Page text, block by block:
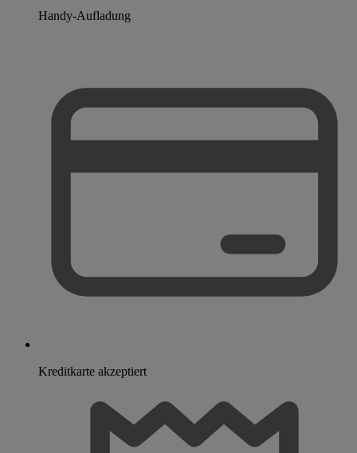
Handy-Aufladung
Kreditkarte akzeptiert